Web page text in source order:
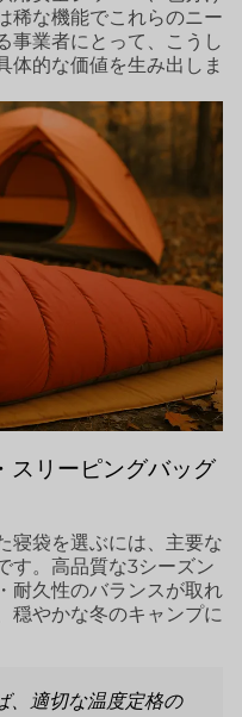
稀な機能でこれらのニー
事業者にとって、こうし
体的な価値を生み出しま
スリーピングバッグ
寝袋を選ぶには、主要な
す。高品質な3シーズン
耐久性のバランスが取れ
穏やかな冬のキャンプに
、適切な温度定格の